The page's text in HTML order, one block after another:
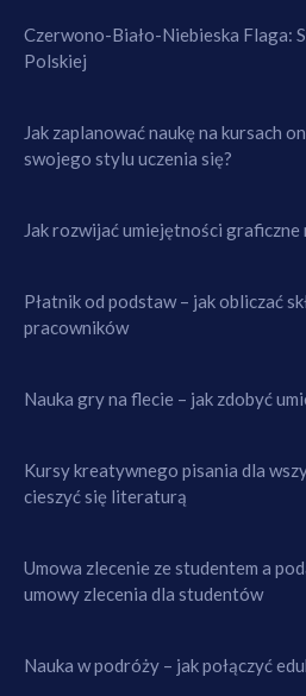
Czerwono-Biało-Niebieska Flaga:
Polskiej
Jak zaplanować naukę na kursach
swojego stylu uczenia się?
Jak rozwijać umiejętności graficzne
Płatnik od podstaw – jak obliczać
pracowników
Nauka gry na flecie – jak zdobyć
Kursy kreatywnego pisania dla
cieszyć się literaturą
Umowa zlecenie ze studentem a
umowy zlecenia dla studentów
Nauka w podróży – jak połączyć